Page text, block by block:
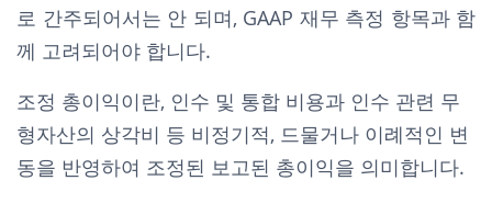
로 간주되어서는 안 되며, GAAP 재무 측정 항목과 함
께 고려되어야 합니다.
조정 총이익이란, 인수 및 통합 비용과 인수 관련 무
형자산의 상각비 등 비정기적, 드물거나 이례적인 변
동을 반영하여 조정된 보고된 총이익을 의미합니다.